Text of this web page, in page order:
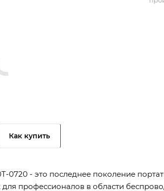
Как купить
0720 - это последнее поколение
профессионалов в области